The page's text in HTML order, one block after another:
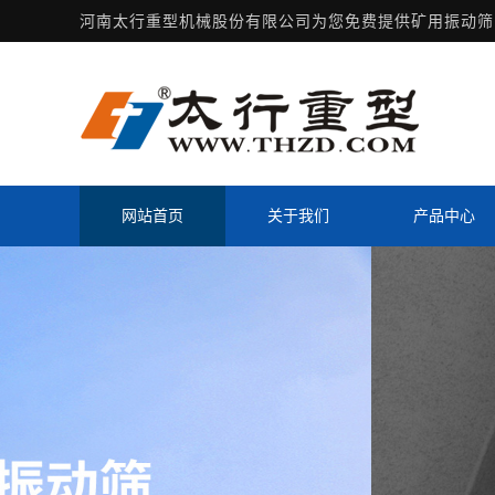
河南太行重型机械股份有限公司为您免费提供矿用振动筛
网站首页 关于我们 产品中心